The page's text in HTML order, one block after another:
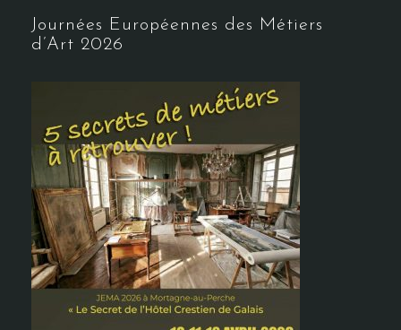
Journées Européennes des Métiers
d’Art 2026